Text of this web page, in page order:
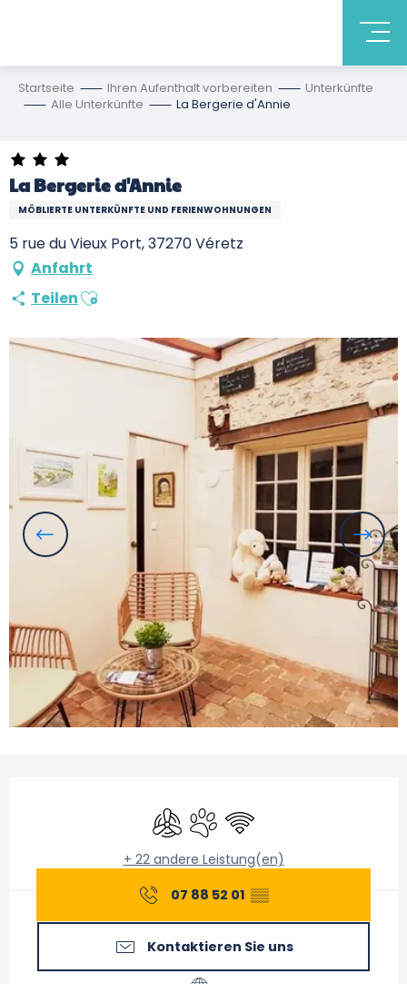
Startseite Ihren Aufenthalt vorbereiten
Unterkünfte
Alle Unterkünfte
La Bergerie d'Annie
La Bergerie d'Annie
MÖBLIERTE UNTERKÜNFTE UND FERIENWOHNUNGEN
5 rue du Vieux Port, 37270 Véretz
Anfahrt
TeilenAjouter aux favoris
Klimaanlage
Tiere erlaubt
Wi-Fi
+ 22 andere Leistung(en)
07 88 52 01 ▒▒
Kontaktieren Sie uns